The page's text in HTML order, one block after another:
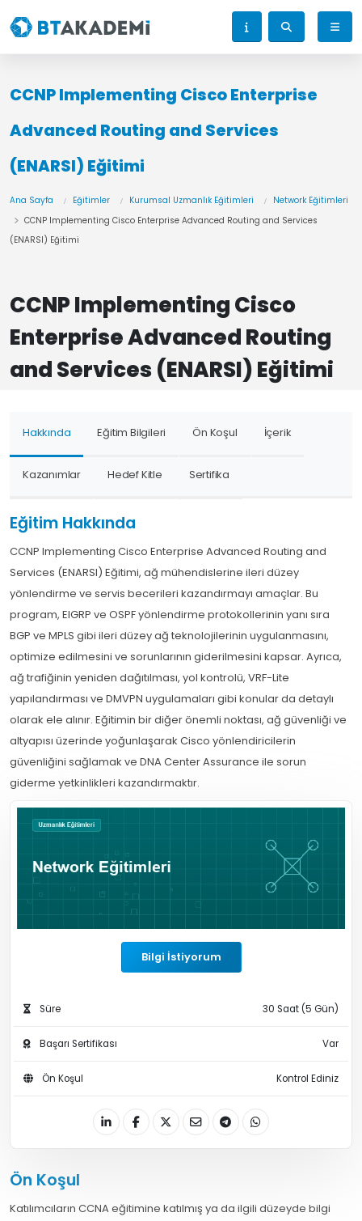
CCNP Implementing Cisco Enterprise
Advanced Routing and Services
(ENARSI) Eğitimi
Ana Sayfa Eğitimler Kurumsal Uzmanlık Eğitimleri
Network Eğitimleri
CCNP Implementing Cisco Enterprise Advanced Routing and Services
(ENARSI) Eğitimi
CCNP Implementing Cisco
Enterprise Advanced Routing
and Services (ENARSI) Eğitimi
Hakkında Eğitim Bilgileri Ön Koşul İçerik
Kazanımlar Hedef Kitle Sertifika
Eğitim Hakkında
CCNP Implementing Cisco Enterprise Advanced Routing and
Services (ENARSI) Eğitimi, ağ mühendislerine ileri düzey
yönlendirme ve servis becerileri kazandırmayı amaçlar. Bu
program, EIGRP ve OSPF yönlendirme protokollerinin yanı sıra
BGP ve MPLS gibi ileri düzey ağ teknolojilerinin uygulanmasını,
optimize edilmesini ve sorunlarının giderilmesini kapsar. Ayrıca,
ağ trafiğinin yeniden dağıtılması, yol kontrolü, VRF-Lite
yapılandırması ve DMVPN uygulamaları gibi konular da detaylı
olarak ele alınır. Eğitimin bir diğer önemli noktası, ağ güvenliği ve
altyapısı üzerinde yoğunlaşarak Cisco yönlendiricilerin
güvenliğini sağlamak ve DNA Center Assurance ile sorun
giderme yetkinlikleri kazandırmaktır.
Bilgi İstiyorum
Süre 30 Saat (5 Gün)
Başarı Sertifikası Var
Ön Koşul Kontrol Ediniz
Ön Koşul
Katılımcıların CCNA eğitimine katılmış ya da ilgili düzeyde bilgi